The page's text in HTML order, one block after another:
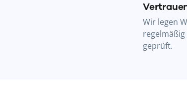
Wir legen
geprüft.